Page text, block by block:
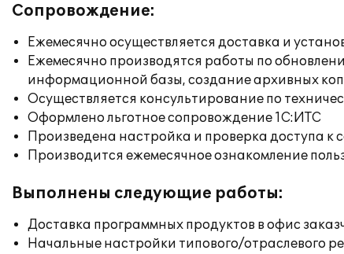
Сопровождение:
Ежемесячно осуществляется доставка и
Ежемесячно производятся работы по
информационной базы, создание архивных
Осуществляется консультирование по
Оформлено льготное сопровождение 1С:ИТС
Произведена настройка и проверка доступа к
Производится ежемесячное ознакомление
Выполнены следующие работы:
Доставка программных продуктов в офис
Начальные настройки типового/отраслевого